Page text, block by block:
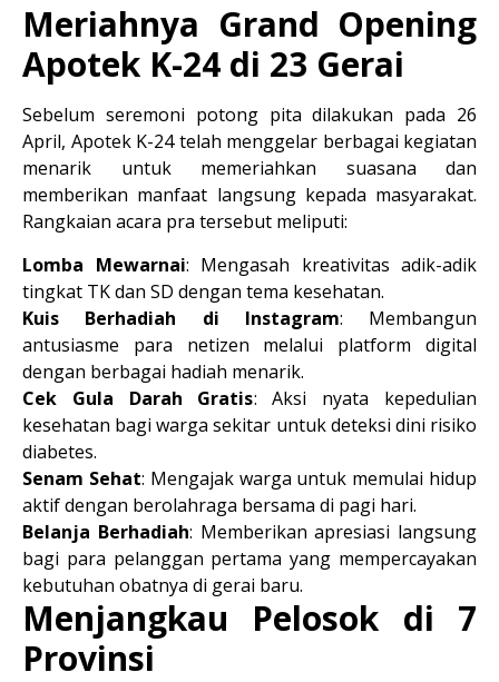
Meriahnya Grand Opening
Apotek K-24 di 23 Gerai
Sebelum seremoni potong pita dilakukan pada 26
April, Apotek K-24 telah menggelar berbagai kegiatan
menarik untuk memeriahkan suasana dan
memberikan manfaat langsung kepada masyarakat.
Rangkaian acara pra tersebut meliputi:
Lomba Mewarnai: Mengasah kreativitas adik-adik
tingkat TK dan SD dengan tema kesehatan.
Kuis Berhadiah di Instagram: Membangun
antusiasme para netizen melalui platform digital
dengan berbagai hadiah menarik.
Cek Gula Darah Gratis: Aksi nyata kepedulian
kesehatan bagi warga sekitar untuk deteksi dini risiko
diabetes.
Senam Sehat: Mengajak warga untuk memulai hidup
aktif dengan berolahraga bersama di pagi hari.
Belanja Berhadiah: Memberikan apresiasi langsung
bagi para pelanggan pertama yang mempercayakan
kebutuhan obatnya di gerai baru.
Menjangkau Pelosok di 7
Provinsi